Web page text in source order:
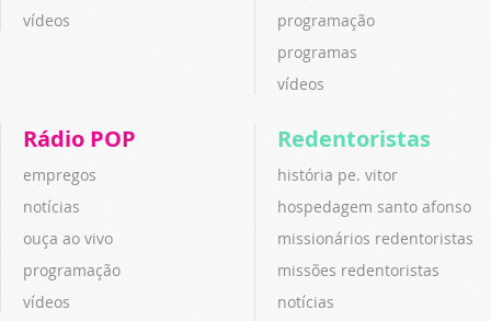
vídeos
programação
programas
vídeos
Rádio POP
empregos
notícias
ouça ao vivo
programação
vídeos
Redentoristas
história pe. vitor
hospedagem santo afonso
missionários redentoristas
missões redentoristas
notícias